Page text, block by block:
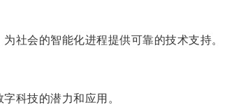
会的智能化进程提供可靠的技术支持。
科技的潜力和应用。